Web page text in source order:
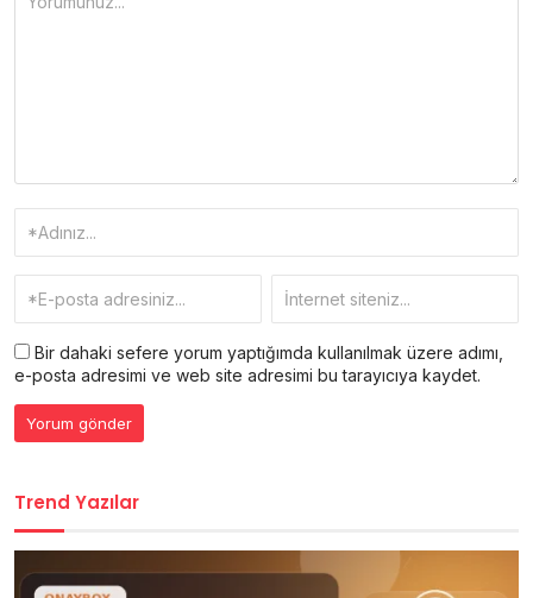
Bir dahaki sefere yorum yaptığımda kullanılmak üzere adımı,
e-posta adresimi ve web site adresimi bu tarayıcıya kaydet.
Trend Yazılar